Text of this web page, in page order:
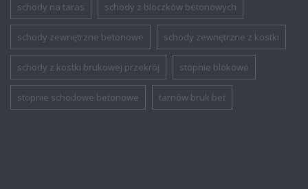
schody na taras schody z bloczków betonowych
schody zewnętrzne betonowe schody zewnętrzne z kostki
schody z kostki brukowej przekrój stopnie blokowe
stopnie schodowe betonowe tarnów bruk bet